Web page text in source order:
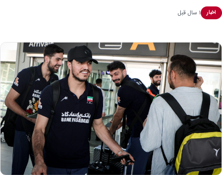
اخبار ۱ سال قبل